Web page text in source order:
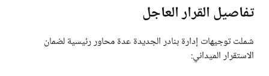
تفاصيل القرار العاجل
شملت توجيهات إدارة بنادر الجديدة عدة محاور رئيسية لضمان
الاستقرار الميداني: